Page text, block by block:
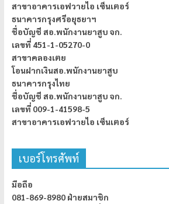
สาขาอาคารเอฟวายไอ เซ็นเตอร์
ธนาคารกรุงศรีอยุธยาฯ
ชื่อบัญชี สอ.พนักงานยาสูบ จก.
เลขที่ 451-1-05270-0
สาขาคลองเตย
โอนฝากเงินสอ.พนักงานยาสูบ
ธนาคารกรุงไทย
ชื่อบัญชี สอ.พนักงานยาสูบ จก.
เลขที่ 009-1-41598-5
สาขาอาคารเอฟวายไอ เซ็นเตอร์
เบอร์โทรศัพท์
มือถือ
081-869-8980 ฝ่ายสมาชิก